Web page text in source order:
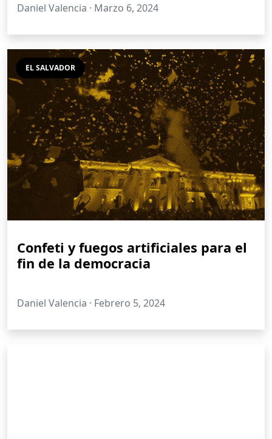
Daniel Valencia · Marzo 6, 2024
EL SALVADOR
Confeti y fuegos artificiales para el
fin de la democracia
Daniel Valencia · Febrero 5, 2024